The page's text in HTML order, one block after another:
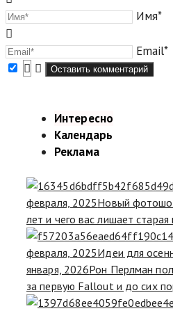
Имя*
Email*
Интересно
Календарь
Реклама
февраля, 2025Новый
лет и чего вас лишает старая
февраля, 2025Идеи для
января, 2026Рон Перлман
за первую Fallout и до сих